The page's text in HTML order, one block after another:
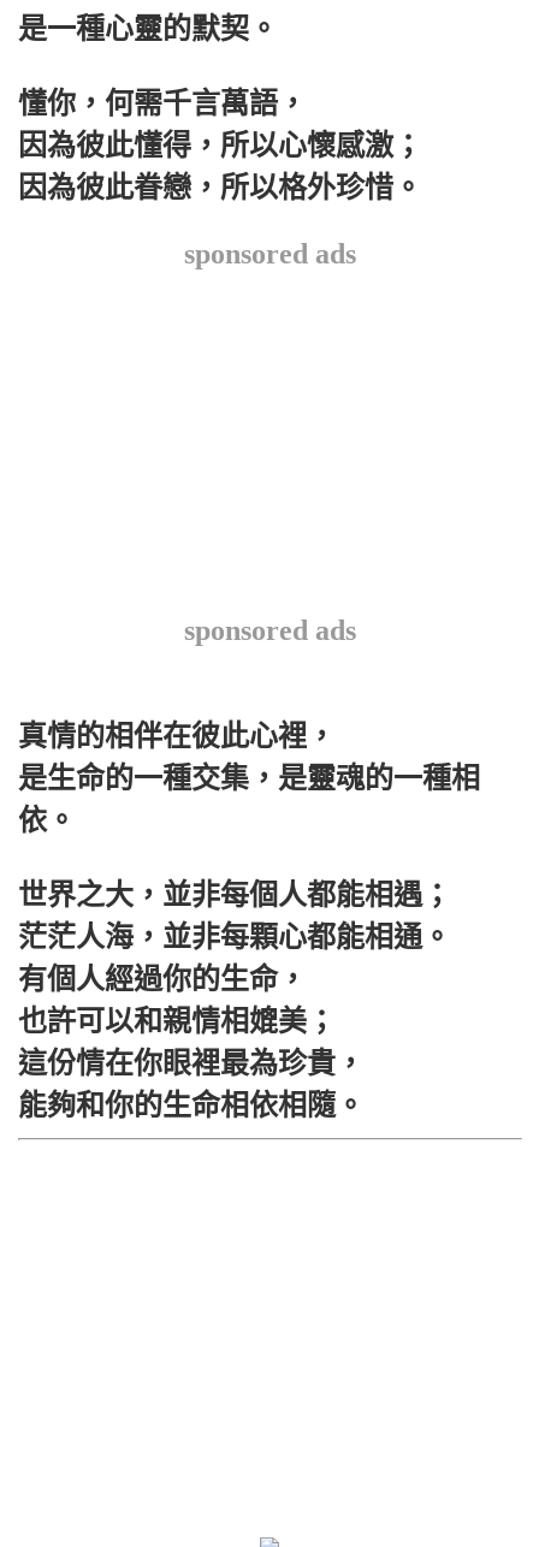
是一種心靈的默契。
懂你，何需千言萬語，
因為彼此懂得，所以心懷感激；
因為彼此眷戀，所以格外珍惜。
sponsored ads
sponsored ads
真情的相伴在彼此心裡，
是生命的一種交集，是靈魂的一種相
依。
世界之大，並非每個人都能相遇；
茫茫人海，並非每顆心都能相通。
有個人經過你的生命，
也許可以和親情相媲美；
這份情在你眼裡最為珍貴，
能夠和你的生命相依相隨。